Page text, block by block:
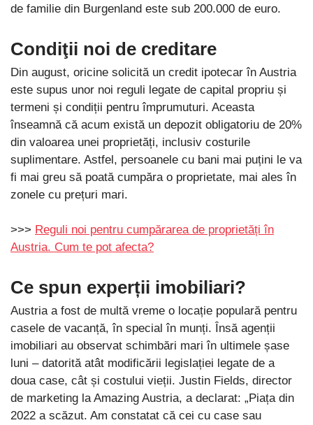
de familie din Burgenland este sub 200.000 de euro.
Condiţii noi de creditare
Din august, oricine solicită un credit ipotecar în Austria
este supus unor noi reguli legate de capital propriu și
termeni și condiții pentru împrumuturi. Aceasta
înseamnă că acum există un depozit obligatoriu de 20%
din valoarea unei proprietăți, inclusiv costurile
suplimentare. Astfel, persoanele cu bani mai puțini le va
fi mai greu să poată cumpăra o proprietate, mai ales în
zonele cu prețuri mari.
>>> Reguli noi pentru cumpărarea de proprietăți în
Austria. Cum te pot afecta?
Ce spun experții imobiliari?
Austria a fost de multă vreme o locație populară pentru
casele de vacanță, în special în munți. Însă agenții
imobiliari au observat schimbări mari în ultimele șase
luni – datorită atât modificării legislației legate de a
doua case, cât și costului vieții. Justin Fields, director
de marketing la Amazing Austria, a declarat: „Piața din
2022 a scăzut. Am constatat că cei cu case sau